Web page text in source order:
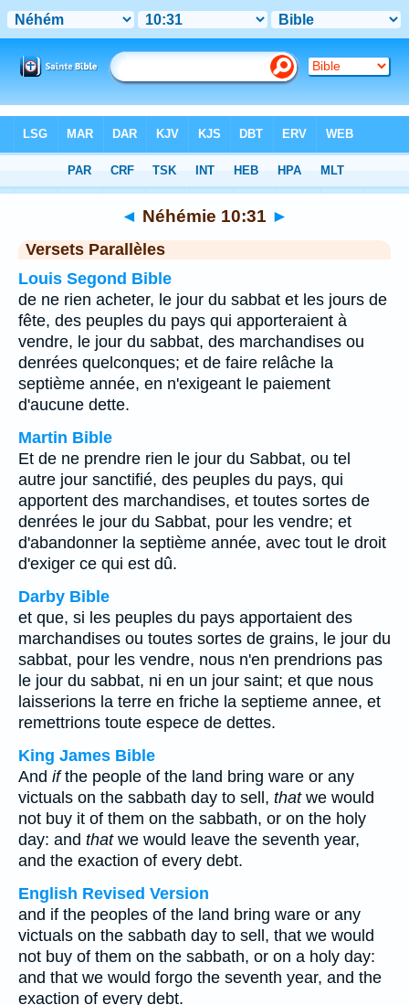
Chapitre 10> Verset 31
◄ Néhémie 10:31 ►
Versets Parallèles
Louis Segond Bible
de ne rien acheter, le jour du sabbat et les jours de
fête, des peuples du pays qui apporteraient à
vendre, le jour du sabbat, des marchandises ou
denrées quelconques; et de faire relâche la
septième année, en n'exigeant le paiement
d'aucune dette.
Martin Bible
Et de ne prendre rien le jour du Sabbat, ou tel
autre jour sanctifié, des peuples du pays, qui
apportent des marchandises, et toutes sortes de
denrées le jour du Sabbat, pour les vendre; et
d'abandonner la septième année, avec tout le droit
d'exiger ce qui est dû.
Darby Bible
et que, si les peuples du pays apportaient des
marchandises ou toutes sortes de grains, le jour du
sabbat, pour les vendre, nous n'en prendrions pas
le jour du sabbat, ni en un jour saint; et que nous
laisserions la terre en friche la septieme annee, et
remettrions toute espece de dettes.
King James Bible
And ifthe people of the land bring ware or any
victuals on the sabbath day to sell, thatwe would
not buy it of them on the sabbath, or on the holy
day: and thatwe would leave the seventh year,
and the exaction of every debt.
English Revised Version
and if the peoples of the land bring ware or any
victuals on the sabbath day to sell, that we would
not buy of them on the sabbath, or on a holy day:
and that we would forgo the seventh year, and the
exaction of every debt.